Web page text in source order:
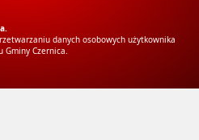
danych osobowych użytkownika
Gminy Czernica.